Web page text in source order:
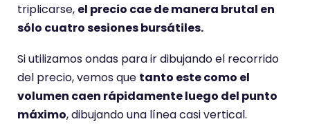
triplicarse, el precio cae de manera brutal en
sólo cuatro sesiones bursátiles.
Si utilizamos ondas para ir dibujando el recorrido
del precio, vemos que tanto este como el
volumen caen rápidamente luego del punto
máximo, dibujando una línea casi vertical.